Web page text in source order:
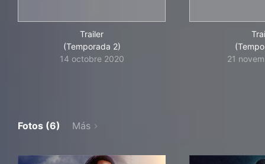
Trailer
(Temporada 2)
14 octobre 2020
21
Fotos (6) Más